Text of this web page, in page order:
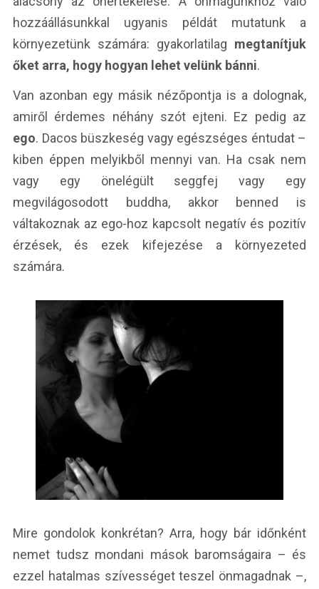
hozzáállásunkkal ugyanis példát mutatunk a
környezetünk számára: gyakorlatilag megtanítjuk
őket arra, hogy hogyan lehet velünk bánni.
Van azonban egy másik nézőpontja is a dolognak,
amiről érdemes néhány szót ejteni. Ez pedig az
ego. Dacos büszkeség vagy egészséges éntudat –
kiben éppen melyikből mennyi van. Ha csak nem
vagy egy önelégült seggfej vagy egy
megvilágosodott buddha, akkor benned is
váltakoznak az ego-hoz kapcsolt negatív és pozitív
érzések, és ezek kifejezése a környezeted
számára.
Mire gondolok konkrétan? Arra, hogy bár időnként
nemet tudsz mondani mások baromságaira – és
ezzel hatalmas szívességet teszel önmagadnak –,